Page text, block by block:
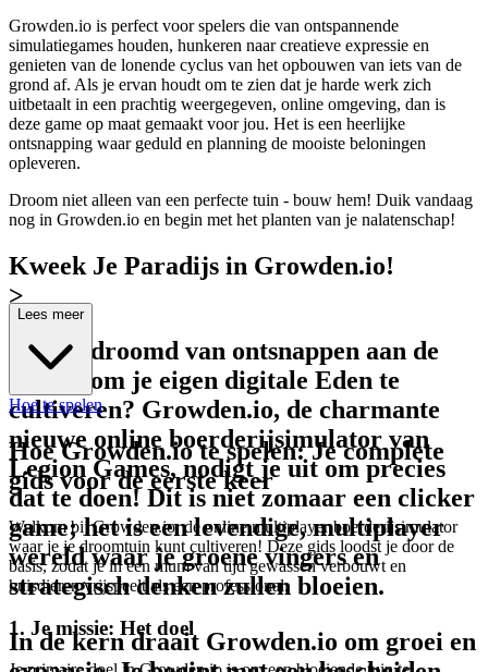
Growden.io is perfect voor spelers die van ontspannende
simulatiegames houden, hunkeren naar creatieve expressie en
genieten van de lonende cyclus van het opbouwen van iets van de
grond af. Als je ervan houdt om te zien dat je harde werk zich
uitbetaalt in een prachtig weergegeven, online omgeving, dan is
deze game op maat gemaakt voor jou. Het is een heerlijke
ontsnapping waar geduld en planning de mooiste beloningen
opleveren.
Droom niet alleen van een perfecte tuin - bouw hem! Duik vandaag
nog in Growden.io en begin met het planten van je nalatenschap!
Kweek Je Paradijs in Growden.io!
>
Ooit gedroomd van ontsnappen aan de
drukte om je eigen digitale Eden te
cultiveren? Growden.io, de charmante
nieuwe online boerderijsimulator van
Legion Games, nodigt je uit om precies
dat te doen! Dit is niet zomaar een clicker
game; het is een levendige, multiplayer
wereld waar je groene vingers en
strategisch denken zullen bloeien.
In de kern draait Growden.io om groei en
Lees meer
Hoe te spelen
Hoe Growden.io te spelen: Je complete
gids voor de eerste keer
Welkom bij Growden.io, de online multiplayer boerderijsimulator
waar je je droomtuin kunt cultiveren! Deze gids loodst je door de
basis, zodat je in een mum van tijd gewassen verbouwt en
huisdieren vrijspeelt als een professional.
1. Je missie: Het doel